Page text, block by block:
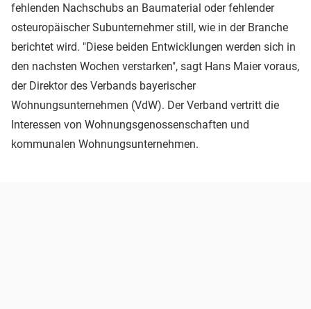
fehlenden Nachschubs an Baumaterial oder fehlender
osteuropäischer Subunternehmer still, wie in der Branche
berichtet wird. "Diese beiden Entwicklungen werden sich in
den nachsten Wochen verstarken", sagt Hans Maier voraus,
der Direktor des Verbands bayerischer
Wohnungsunternehmen (VdW). Der Verband vertritt die
Interessen von Wohnungsgenossenschaften und
kommunalen Wohnungsunternehmen.